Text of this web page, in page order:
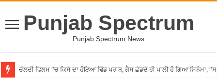
Punjab Spectrum
Punjab Spectrum News
ਚੱਲਦੀ ਫਿਲਮ ”ਚ ਕਿਸੇ ਦਾ ਹੋਇਆ ਢਿੱਡ ਖਰਾਬ, ਗੈਸ ਛੱਡਦੇ ਹੀ ਖਾਲੀ ਹੋ ਗਿਆ ਸਿਨੇਮਾ,